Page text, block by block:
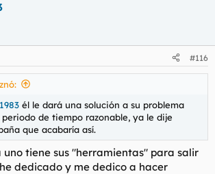
#116
él le dará una solución a su problema
de tiempo razonable, ya le dije
que acabaría así.
uno tiene sus "herramientas" para salir
dedicado y me dedico a hacer